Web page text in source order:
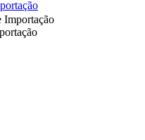
Importação